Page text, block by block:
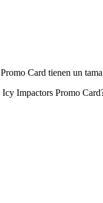
Card tienen un
Impactors Promo